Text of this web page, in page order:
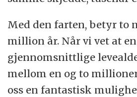
Med den farten, betyr to
million år. Når vi vet at
gjennomsnittlige
mellom en og to
oss en fantastisk